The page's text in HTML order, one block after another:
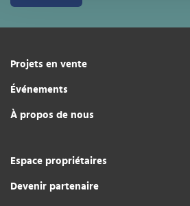
Projets en vente
Événements
À propos de nous
Espace propriétaires
Devenir partenaire